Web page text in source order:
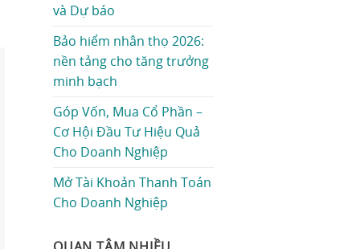
và Dự báo
Bảo hiểm nhân thọ 2026:
nền tảng cho tăng trưởng
minh bạch
Góp Vốn, Mua Cổ Phần –
Cơ Hội Đầu Tư Hiệu Quả
Cho Doanh Nghiệp
Mở Tài Khoản Thanh Toán
Cho Doanh Nghiệp